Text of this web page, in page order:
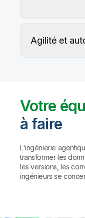
de vos données
Les règles
et profilent les
Agilité et
Automatisez
des
Votre
à faire
L'ingénierie
transformer les
les versions, les
ingénieurs se